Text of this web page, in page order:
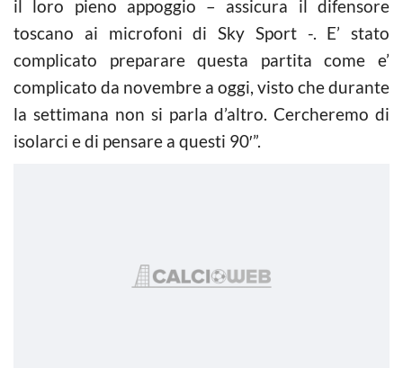
il loro pieno appoggio – assicura il difensore
toscano ai microfoni di Sky Sport -. E’ stato
complicato preparare questa partita come e’
complicato da novembre a oggi, visto che durante
la settimana non si parla d’altro. Cercheremo di
isolarci e di pensare a questi 90′”.